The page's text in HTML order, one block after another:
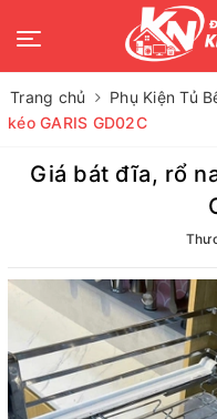
Trang chủ Phụ Kiện Tủ
kéo GARIS GD02C
Giá bát đĩa, rổ